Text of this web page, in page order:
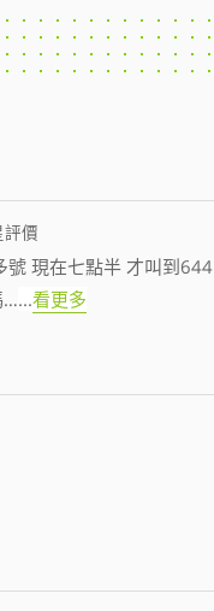
評價
號 現在七點半 才叫到644
…...看更多